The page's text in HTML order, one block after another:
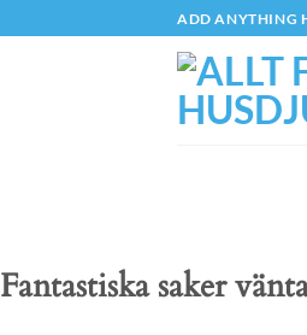
to
ADD ANYTHING
Fantastiska saker